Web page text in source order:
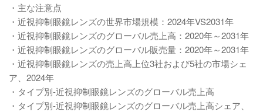
・主な注意点
・近視抑制眼鏡レンズの世界市場規模：2024年VS2031年
・近視抑制眼鏡レンズのグローバル売上高：2020年～2031年
・近視抑制眼鏡レンズのグローバル販売量：2020年～2031年
・近視抑制眼鏡レンズの売上高上位3社および5社の市場シェ
ア、2024年
・タイプ別-近視抑制眼鏡レンズのグローバル売上高
・タイプ別-近視抑制眼鏡レンズのグローバル売上高シェア、